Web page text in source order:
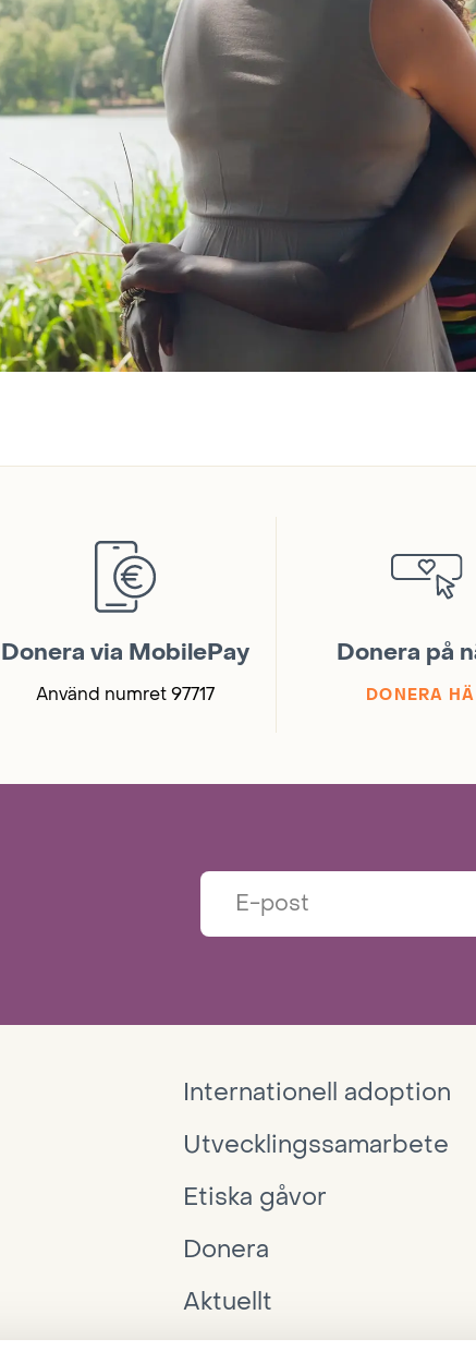
Donera via MobilePay
Använd numret 97717
Donera på
DONERA
Internationell adoption
Utvecklingssamarbete
Etiska gåvor
Donera
Aktuellt